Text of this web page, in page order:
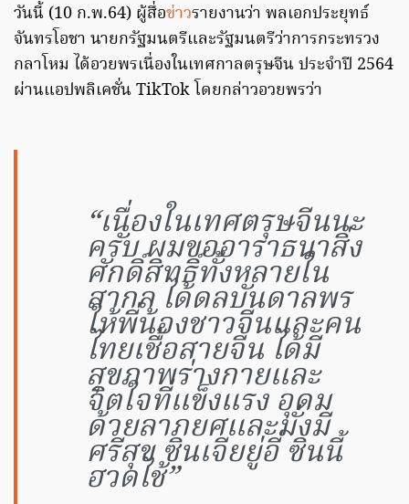
วันนี้ (10 ก.พ.64) ผู้สื่อข่าวรายงานว่า พลเอกประยุทธ์
จันทรโอชา นายกรัฐมนตรีและรัฐมนตรีว่าการกระทรวง
กลาโหม ได้อวยพรเนื่องในเทศกาลตรุษจีน ประจำปี 2564
ผ่านแอปพลิเคชั่น TikTok โดยกล่าวอวยพรว่า
“เนื่องในเทศตรุษจีนนะ
ครับ ผมขออาราธนาสิ่ง
ศักดิ์สิทธิ์ทั้งหลายใน
สากล ได้ดลบันดาลพร
ให้พี่น้องชาวจีนและคน
ไทยเชื้อสายจีน ได้มี
สุขภาพร่างกายและ
จิตใจที่แข็งแรง อุดม
ด้วยลาภยศและมั่งมี
ศรีสุข ซินเจียยู่อี่ ซินนี้
ฮวดไช้”